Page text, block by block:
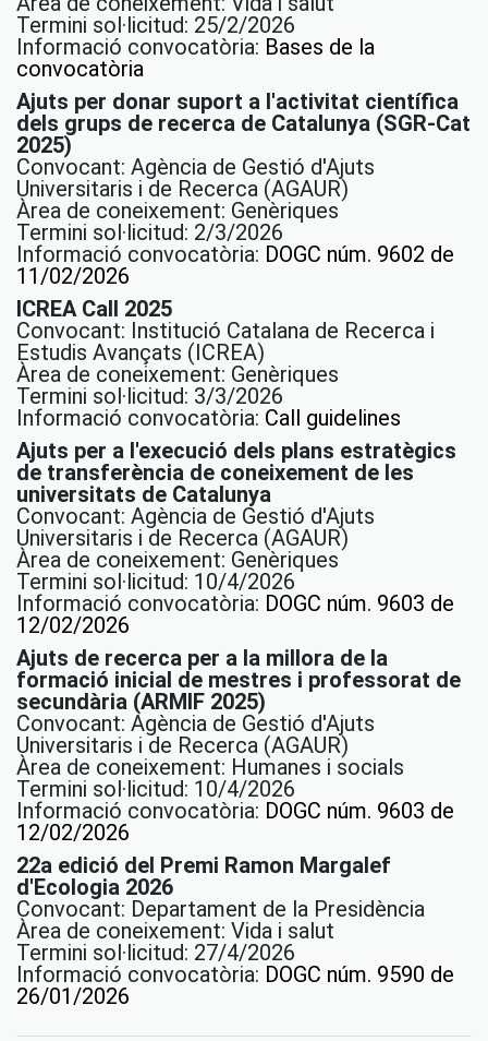
Termini sol·licitud: 25/2/2026
Informació convocatòria: Bases de la
convocatòria
Ajuts per donar suport a l'activitat científica
dels grups de recerca de Catalunya (SGR-Cat
2025)
Convocant: Agència de Gestió d'Ajuts
Universitaris i de Recerca (AGAUR)
Àrea de coneixement: Genèriques
Termini sol·licitud: 2/3/2026
Informació convocatòria: DOGC núm. 9602 de
11/02/2026
ICREA Call 2025
Convocant: Institució Catalana de Recerca i
Estudis Avançats (ICREA)
Àrea de coneixement: Genèriques
Termini sol·licitud: 3/3/2026
Informació convocatòria: Call guidelines
Ajuts per a l'execució dels plans estratègics
de transferència de coneixement de les
universitats de Catalunya
Convocant: Agència de Gestió d'Ajuts
Universitaris i de Recerca (AGAUR)
Àrea de coneixement: Genèriques
Termini sol·licitud: 10/4/2026
Informació convocatòria: DOGC núm. 9603 de
12/02/2026
Ajuts de recerca per a la millora de la
formació inicial de mestres i professorat de
secundària (ARMIF 2025)
Convocant: Agència de Gestió d'Ajuts
Universitaris i de Recerca (AGAUR)
Àrea de coneixement: Humanes i socials
Termini sol·licitud: 10/4/2026
Informació convocatòria: DOGC núm. 9603 de
12/02/2026
22a edició del Premi Ramon Margalef
d'Ecologia 2026
Convocant: Departament de la Presidència
Àrea de coneixement: Vida i salut
Termini sol·licitud: 27/4/2026
Informació convocatòria: DOGC núm. 9590 de
26/01/2026